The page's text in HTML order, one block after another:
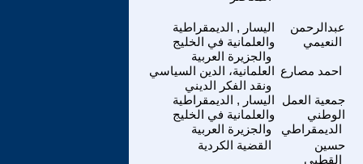
اليسار , الديمقراطية
والعلمانية في الخليج
والجزيرة العربية
عبدالرحمن
النعيمي
العلمانية، الدين السياسي
ونقد الفكر الديني
احمد مصارع
اليسار , الديمقراطية
والعلمانية في الخليج
والجزيرة العربية
جمعية العمل
الوطني
الديمقراطي
القضية الكردية
حسين
القطبي